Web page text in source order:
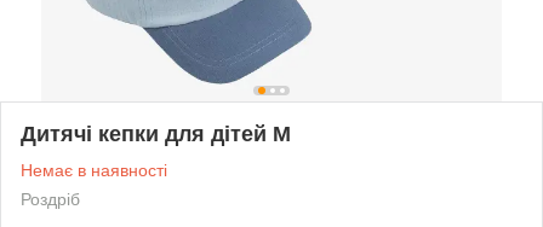
Дитячі кепки для дітей М
Немає в наявності
Роздріб